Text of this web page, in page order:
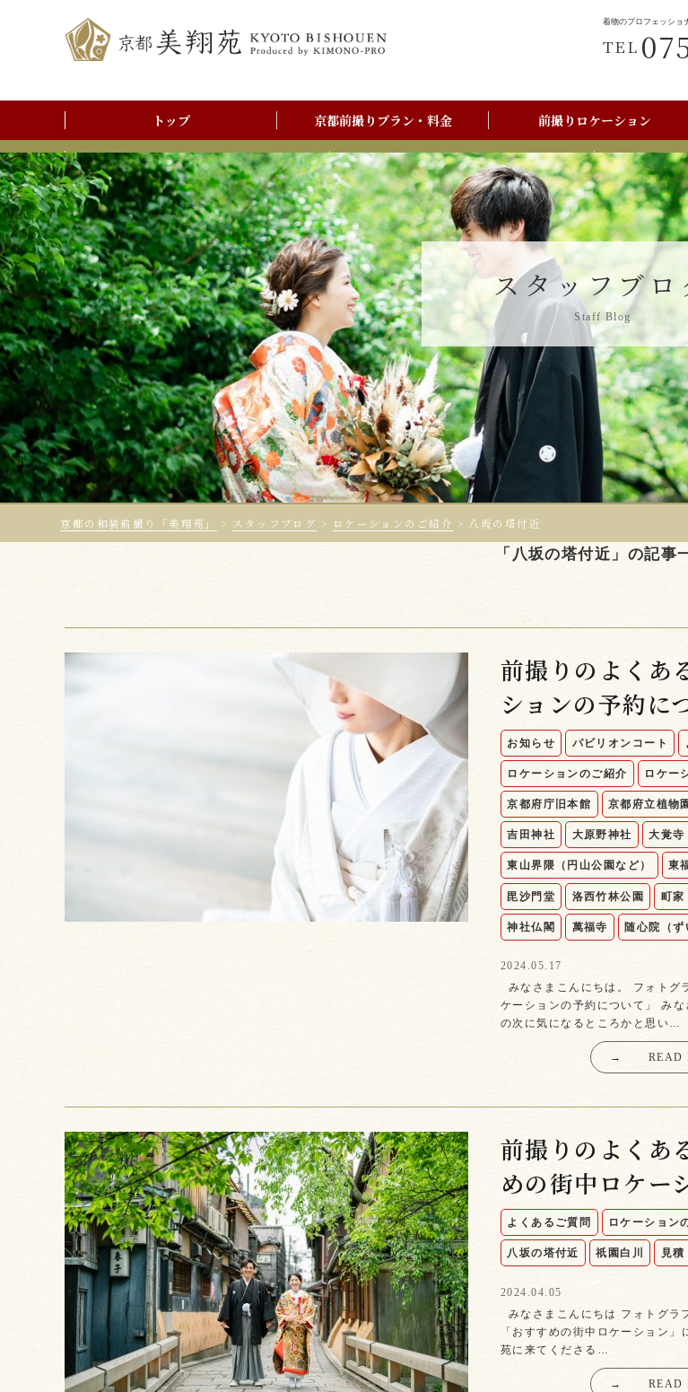
着物のプロフェッショ
TEL
トップ 京都前撮りプラン・料金 前撮りロケーション
前撮りアルバム 前撮りご利用の流れ 京
スタッフブロ
Staff Blog
京都の和装前撮り「美翔苑」 > スタッフブログ > ロケーションのご紹介 > 八坂の塔付近
「八坂の塔付近」の記事
前撮りのよくあ
ションの予約に
お知らせ パビリオンコート
ロケーションのご紹介 ロケー
京都府庁旧本館 京都府立植物
吉田神社 大原野神社 大覚寺
東山界隈（円山公園など） 東
毘沙門堂 洛西竹林公園 町家
神社仏閣 萬福寺 随心院（ず
2024.05.17
みなさまこんにちは。 フォト
ケーションの予約について」 み
の次に気になるところかと思い…
→ READ
前撮りのよくあ
めの街中ロケー
よくあるご質問 ロケーション
八坂の塔付近 祇園白川 見積
2024.04.05
みなさまこんにちは フォトグ
「おすすめの街中ロケーション
苑に来てくださる…
→ READ